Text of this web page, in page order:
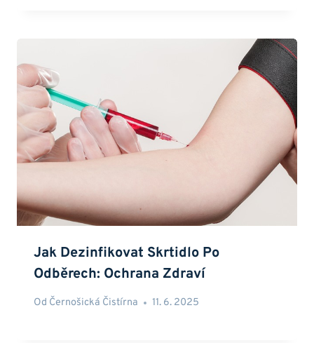
Jak Dezinfikovat Skrtidlo Po
Odběrech: Ochrana Zdraví
Od Černošická Čistírna 11. 6. 2025